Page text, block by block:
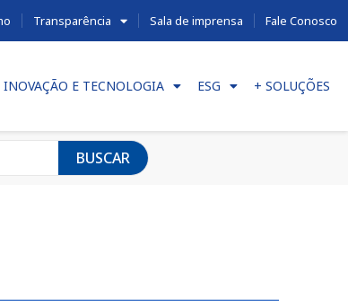
Transparência Sala de imprensa Fale Conosco
INOVAÇÃO E TECNOLOGIA ESG + SOLUÇÕES
BUSCAR